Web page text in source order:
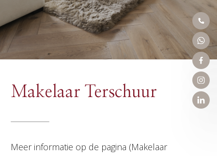
Makelaar Terschuur
Meer informatie op de pagina (Makelaar